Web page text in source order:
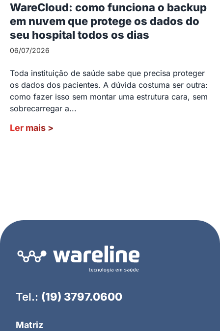
WareCloud: como funciona o backup
em nuvem que protege os dados do
seu hospital todos os dias
06/07/2026
Toda instituição de saúde sabe que precisa proteger
os dados dos pacientes. A dúvida costuma ser outra:
como fazer isso sem montar uma estrutura cara, sem
sobrecarregar a...
Ler mais >
Tel.: (19) 3797.0600
Matriz